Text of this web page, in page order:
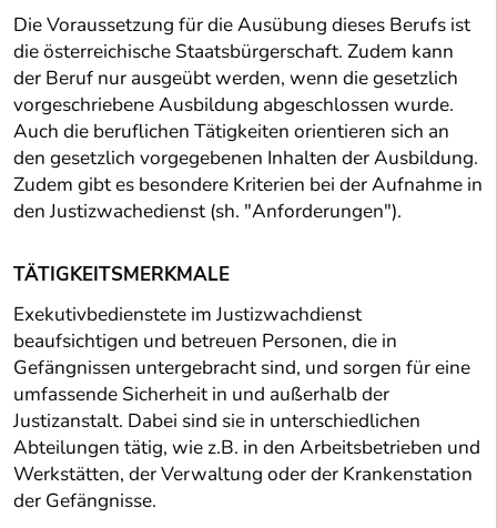
Die Voraussetzung für die Ausübung dieses Berufs ist
die österreichische Staatsbürgerschaft. Zudem kann
der Beruf nur ausgeübt werden, wenn die gesetzlich
vorgeschriebene Ausbildung abgeschlossen wurde.
Auch die beruflichen Tätigkeiten orientieren sich an
den gesetzlich vorgegebenen Inhalten der Ausbildung.
Zudem gibt es besondere Kriterien bei der Aufnahme in
den Justizwachedienst (sh. "Anforderungen").
TÄTIGKEITSMERKMALE
Exekutivbedienstete im Justizwachdienst
beaufsichtigen und betreuen Personen, die in
Gefängnissen untergebracht sind, und sorgen für eine
umfassende Sicherheit in und außerhalb der
Justizanstalt. Dabei sind sie in unterschiedlichen
Abteilungen tätig, wie z.B. in den Arbeitsbetrieben und
Werkstätten, der Verwaltung oder der Krankenstation
der Gefängnisse.